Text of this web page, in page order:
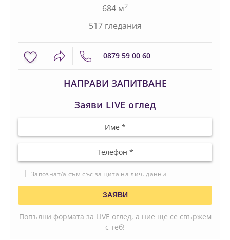
684 м2
517 гледания
0879 59 00 60
НАПРАВИ ЗАПИТВАНЕ
Заяви LIVE оглед
Запознат/а съм със защита на лич. данни
Попълни формата за LIVE оглед, а ние ще се свържем
с теб!